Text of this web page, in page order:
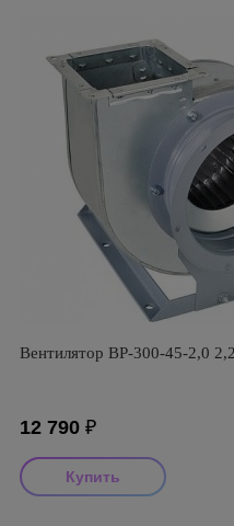
Вентилятор ВР-300-45-2,0
12 790 ₽